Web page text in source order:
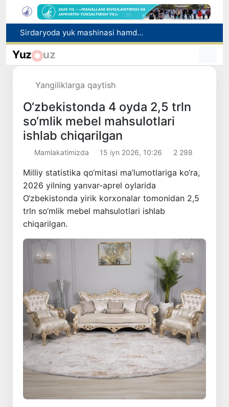
Xorvatiyada yuk va yo‘lovchi poyezdlarining to‘qnashib ketishi oqibatida 24 kishi jabrlandi
Bozor xizmatlarining 40 foizdan ortig‘i poytaxt hissasiga to‘g‘ri kelmoqda
“Men tanigan O‘zbekiston!”
Yuz uz
Yangiliklarga qaytish
O‘zbekistonda 4 oyda 2,5 trln
so‘mlik mebel mahsulotlari
ishlab chiqarilgan
Mamlakatimizda 15 iyn 2026, 10:26 2 298
Milliy statistika qo‘mitasi ma’lumotlariga ko‘ra,
2026 yilning yanvar-aprel oylarida
O‘zbekistonda yirik korxonalar tomonidan 2,5
trln so‘mlik mebel mahsulotlari ishlab
chiqarilgan.